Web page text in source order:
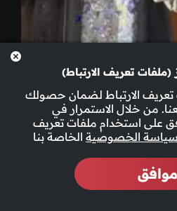
تعريف الارتباط)
الارتباط لضمان حصولك
من خلال الاستمرار في
على استخدام ملفات تعريف
سياسة الخصوصية الخاصة بنا
موافق